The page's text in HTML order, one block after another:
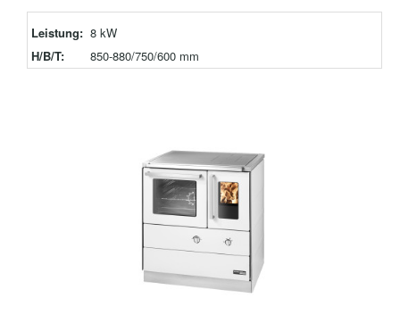
Leistung: 8 kW
H/B/T:
850-880/750/600 mm